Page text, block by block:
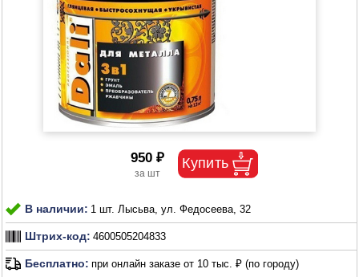
950 ₽
В наличии: 1 шт. Лысьва, ул. Федосеева, 32
Штрих-код: 4600505204833
Бесплатно: при онлайн заказе от 10 тыс. ₽ (по городу)